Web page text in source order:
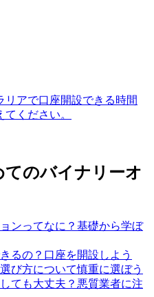
リアで口座開設できる時間
ください。
のバイナリーオ
ンってなに？ 基礎から学ぼ
るの？ 口座を開設しよう
び方について慎重に選ぼう
ても大丈夫？ 悪質業者に注